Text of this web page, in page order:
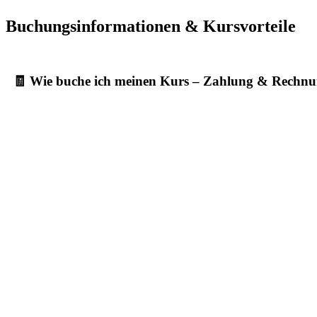
Buchungsinformationen & Kursvorteile
🧾 Wie buche ich meinen Kurs – Zahlung &